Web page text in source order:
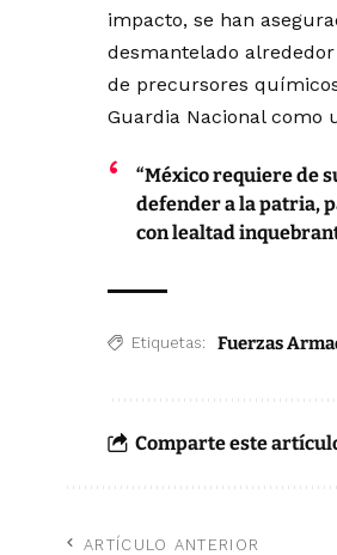
impacto, se han
desmantelado
de precursores
Guardia Nacional como
“México requiere de
defender a la patria,
con lealtad
Etiquetas: Fuerzas
Comparte este
ARTÍCULO ANTERIOR